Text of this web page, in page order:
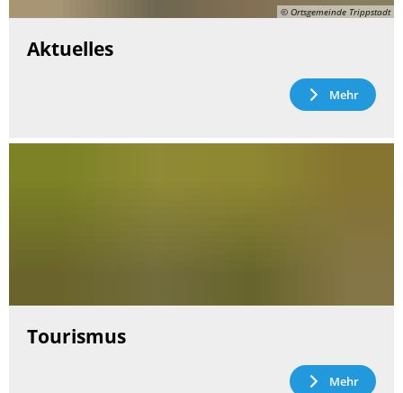
© Ortsgemeinde Trippstadt
Aktuelles
Mehr
Tourismus
Mehr